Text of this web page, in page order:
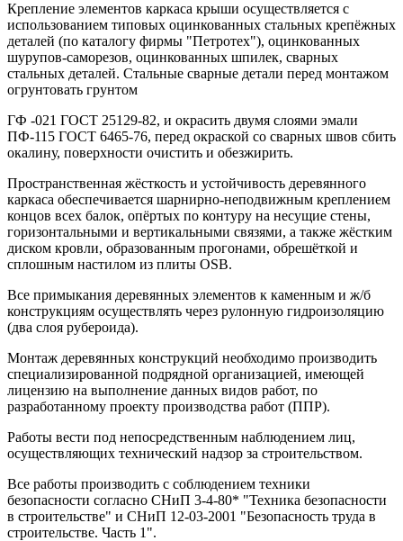
Крепление элементов каркаса крыши осуществляется с
использованием типовых оцинкованных стальных крепёжных
деталей (по каталогу фирмы "Петротех"), оцинкованных
шурупов-саморезов, оцинкованных шпилек, сварных
стальных деталей. Стальные сварные детали перед монтажом
огрунтовать грунтом
ГФ -021 ГОСТ 25129-82, и окрасить двумя слоями эмали
ПФ-115 ГОСТ 6465-76, перед окраской со сварных швов сбить
окалину, поверхности очистить и обезжирить.
Пространственная жёсткость и устойчивость деревянного
каркаса обеспечивается шарнирно-неподвижным креплением
концов всех балок, опёртых по контуру на несущие стены,
горизонтальными и вертикальными связями, а также жёстким
диском кровли, образованным прогонами, обрешёткой и
сплошным настилом из плиты OSB.
Все примыкания деревянных элементов к каменным и ж/б
конструкциям осуществлять через рулонную гидроизоляцию
(два слоя рубероида).
Монтаж деревянных конструкций необходимо производить
специализированной подрядной организацией, имеющей
лицензию на выполнение данных видов работ, по
разработанному проекту производства работ (ППР).
Работы вести под непосредственным наблюдением лиц,
осуществляющих технический надзор за строительством.
Все работы производить с соблюдением техники
безопасности согласно СНиП 3-4-80* "Техника безопасности
в строительстве" и СНиП 12-03-2001 "Безопасность труда в
строительстве. Часть 1".